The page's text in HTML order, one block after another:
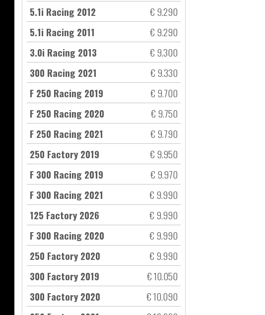
5.1i Racing 2012
€ 9.290
5.1i Racing 2011
€ 9.290
3.0i Racing 2013
€ 9.300
300 Racing 2021
€ 9.330
F 250 Racing 2019
€ 9.700
F 250 Racing 2020
€ 9.750
F 250 Racing 2021
€ 9.790
250 Factory 2019
€ 9.950
F 300 Racing 2019
€ 9.970
F 300 Racing 2021
€ 9.990
125 Factory 2026
€ 9.990
F 300 Racing 2020
€ 9.990
250 Factory 2020
€ 9.990
300 Factory 2019
€ 10.050
300 Factory 2020
€ 10.090